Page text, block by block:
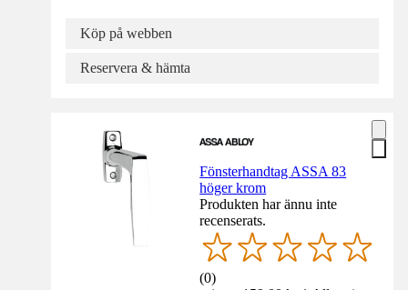
Köp på webben
Reservera & hämta
Fönsterhandtag ASSA 83
höger krom
Produkten har ännu inte
recenserats.
(0)